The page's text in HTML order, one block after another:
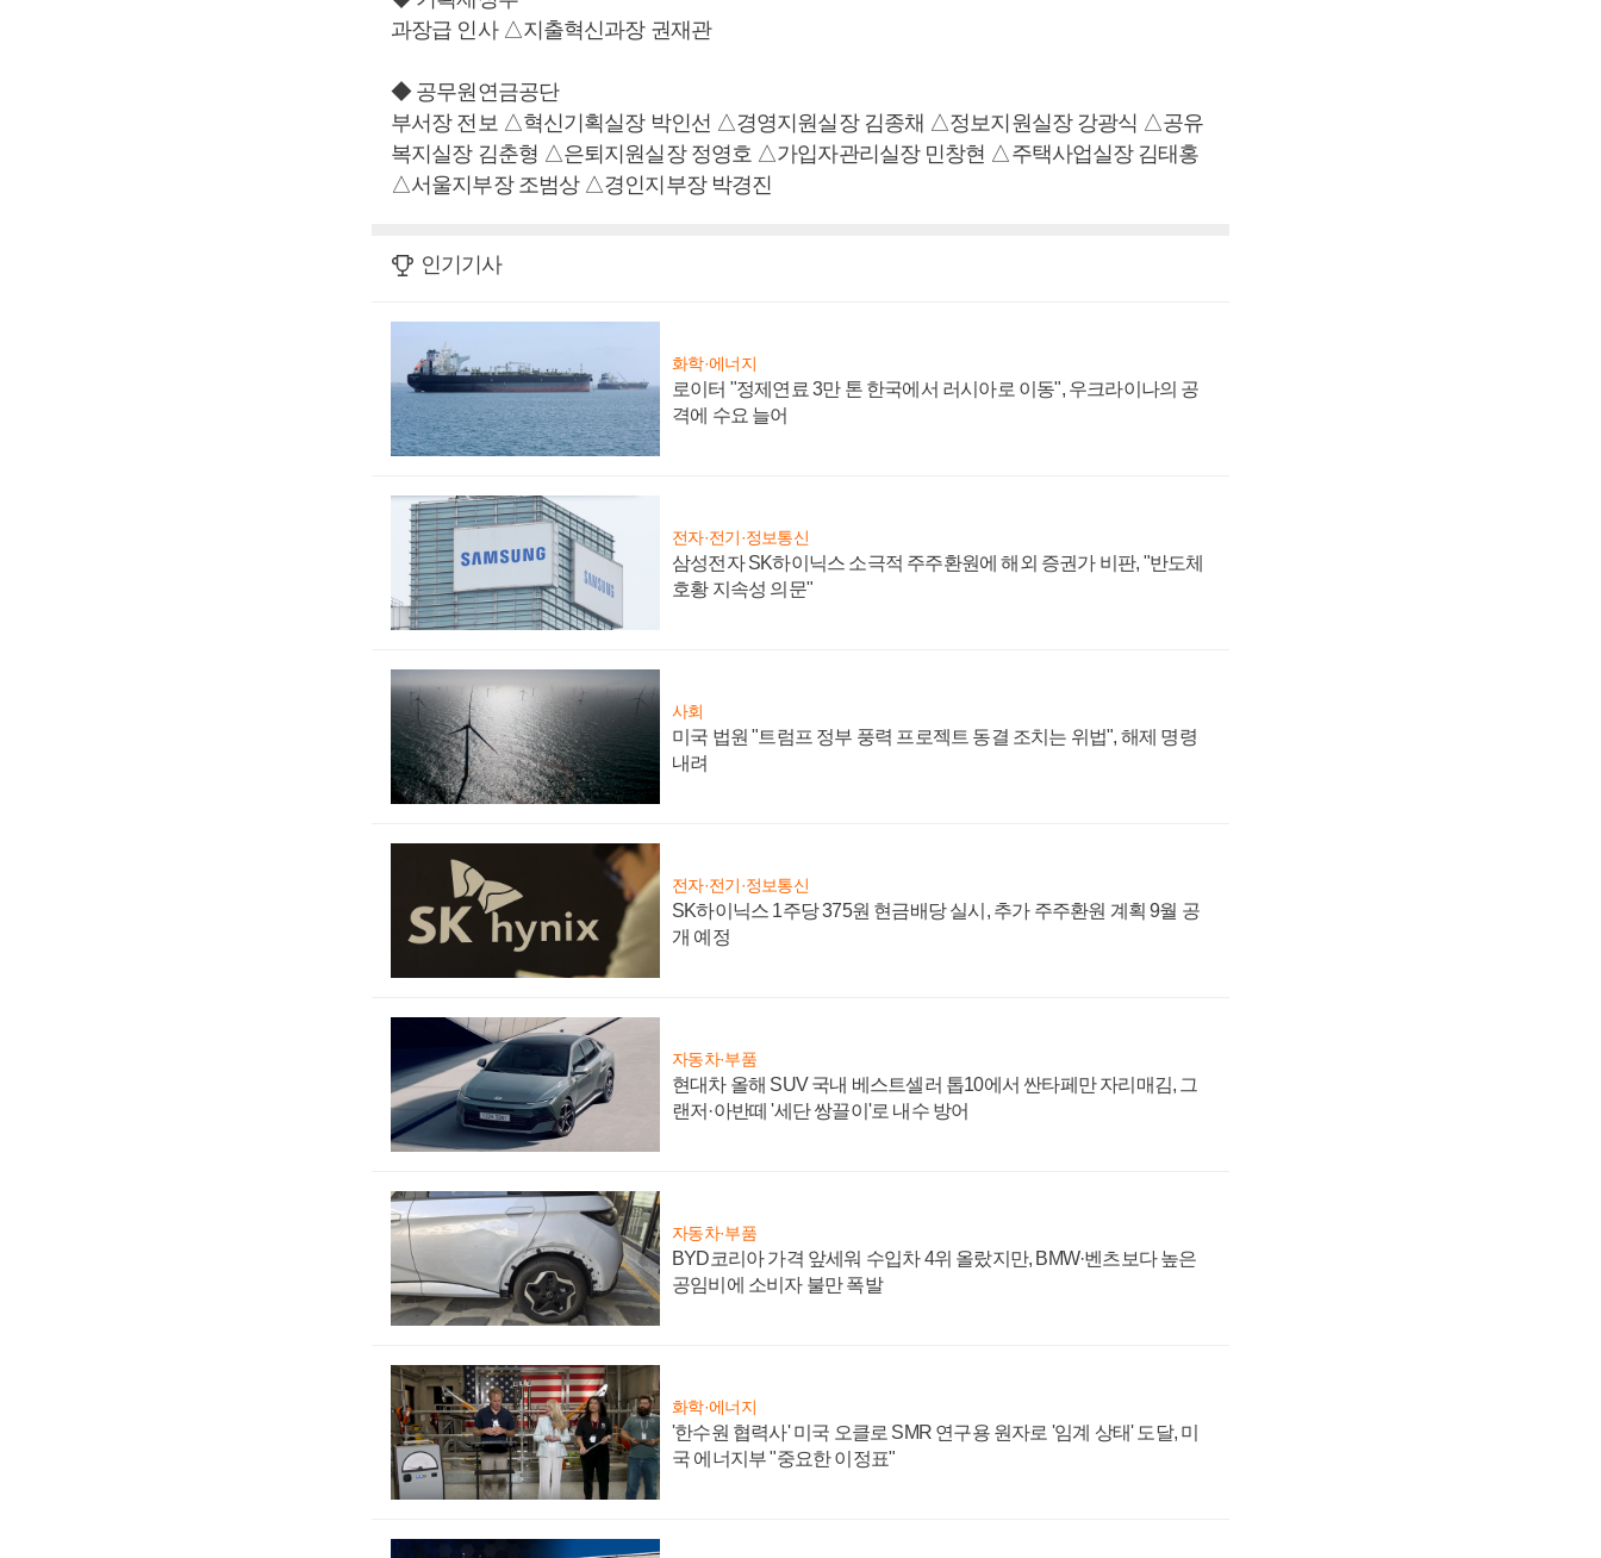
과장급 인사 △지출혁신과장 권재관
◆ 공무원연금공단
부서장 전보 △혁신기획실장 박인선 △경영지원실장 김종채 △정보지원실장 강광식 △공유
복지실장 김춘형 △은퇴지원실장 정영호 △가입자관리실장 민창현 △주택사업실장 김태홍
△서울지부장 조범상 △경인지부장 박경진
인기기사
화학·에너지
로이터 "정제연료 3만 톤 한국에서 러시아로 이동", 우크라이나의 공
격에 수요 늘어
전자·전기·정보통신
삼성전자 SK하이닉스 소극적 주주환원에 해외 증권가 비판, "반도체
호황 지속성 의문"
사회
미국 법원 "트럼프 정부 풍력 프로젝트 동결 조치는 위법", 해제 명령
내려
전자·전기·정보통신
SK하이닉스 1주당 375원 현금배당 실시, 추가 주주환원 계획 9월 공
개 예정
자동차·부품
현대차 올해 SUV 국내 베스트셀러 톱10에서 싼타페만 자리매김, 그
랜저·아반떼 '세단 쌍끌이'로 내수 방어
자동차·부품
BYD코리아 가격 앞세워 수입차 4위 올랐지만, BMW·벤츠보다 높은
공임비에 소비자 불만 폭발
화학·에너지
'한수원 협력사' 미국 오클로 SMR 연구용 원자로 '임계 상태' 도달, 미
국 에너지부 "중요한 이정표"